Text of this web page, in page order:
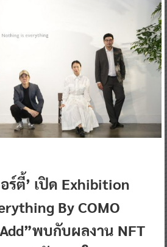
ร์ตี้’ เปิด Exhibition
By COMO
พบกับผลงาน NFT